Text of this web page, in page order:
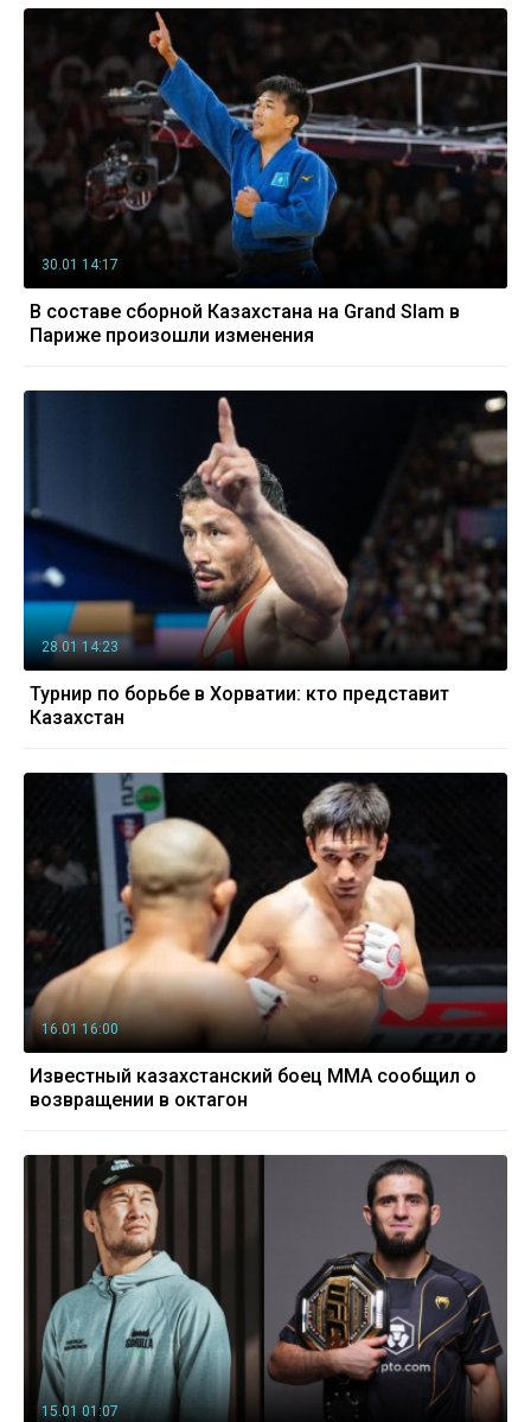
30.01 14:17
В составе сборной Казахстана на Grand Slam в
Париже произошли изменения
28.01 14:23
Турнир по борьбе в Хорватии: кто представит
Казахстан
16.01 16:00
Известный казахстанский боец ММА сообщил о
возвращении в октагон
15.01 01:07